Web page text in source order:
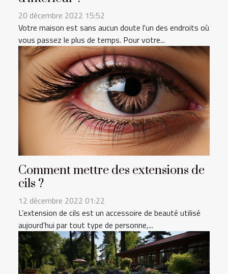
20 décembre 2022 15:52
Votre maison est sans aucun doute l'un des endroits où
vous passez le plus de temps. Pour votre...
Comment mettre des extensions de
cils ?
12 décembre 2022 01:22
L’extension de cils est un accessoire de beauté utilisé
aujourd’hui par tout type de personne,...